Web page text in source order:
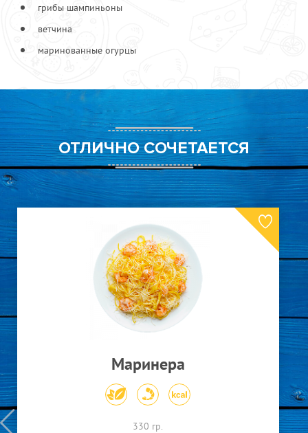
Перец сладкий
Помидоры
Сыр "Моцарелла"
грибы шампиньоны
ветчина
маринованные огурцы
ОТЛИЧНО СОЧЕТАЕТСЯ
Маринера
330 гр.